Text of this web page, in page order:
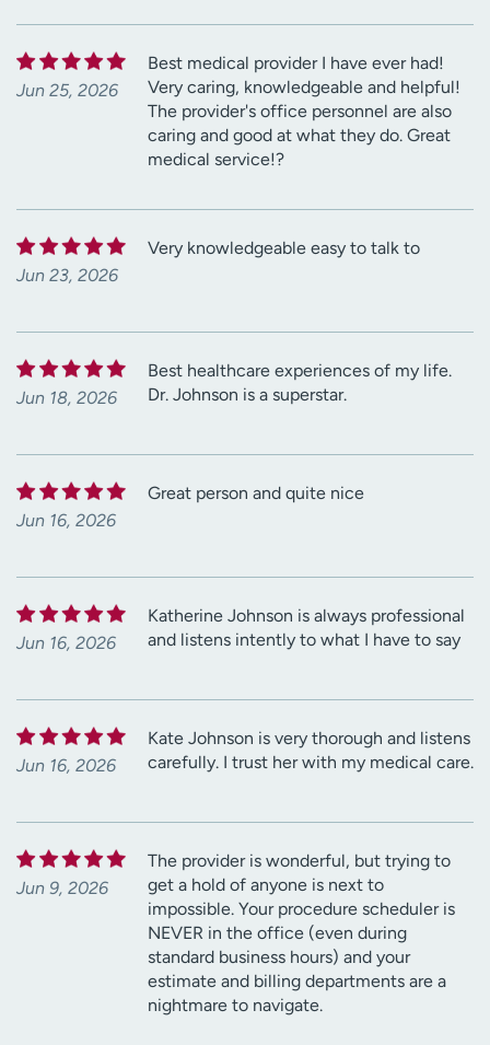
Jun 25, 2026
Best medical provider I have ever had!
Very caring, knowledgeable and helpful!
The provider's office personnel are also
caring and good at what they do. Great
medical service!?
Jun 23, 2026
Very knowledgeable easy to talk to
Jun 18, 2026
Best healthcare experiences of my life.
Dr. Johnson is a superstar.
Jun 16, 2026
Great person and quite nice
Jun 16, 2026
Katherine Johnson is always professional
and listens intently to what I have to say
Jun 16, 2026
Kate Johnson is very thorough and listens
carefully. I trust her with my medical care.
Jun 9, 2026
The provider is wonderful, but trying to
get a hold of anyone is next to
impossible. Your procedure scheduler is
NEVER in the office (even during
standard business hours) and your
estimate and billing departments are a
nightmare to navigate.